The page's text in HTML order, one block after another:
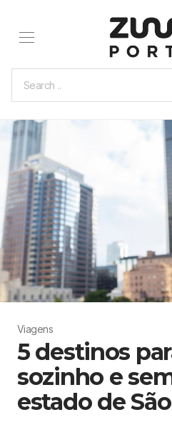
Viagens
5 destinos
sozinho e
estado de